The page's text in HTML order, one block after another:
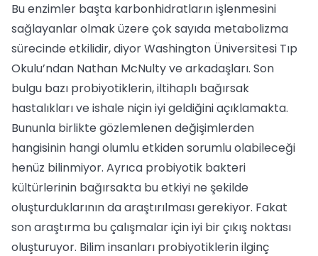
Bu enzimler başta karbonhidratların işlenmesini
sağlayanlar olmak üzere çok sayıda metabolizma
sürecinde etkilidir, diyor Washington Üniversitesi Tıp
Okulu’ndan Nathan McNulty ve arkadaşları. Son
bulgu bazı probiyotiklerin, iltihaplı bağırsak
hastalıkları ve ishale niçin iyi geldiğini açıklamakta.
Bununla birlikte gözlemlenen değişimlerden
hangisinin hangi olumlu etkiden sorumlu olabileceği
henüz bilinmiyor. Ayrıca probiyotik bakteri
kültürlerinin bağırsakta bu etkiyi ne şekilde
oluşturduklarının da araştırılması gerekiyor. Fakat
son araştırma bu çalışmalar için iyi bir çıkış noktası
oluşturuyor. Bilim insanları probiyotiklerin ilginç